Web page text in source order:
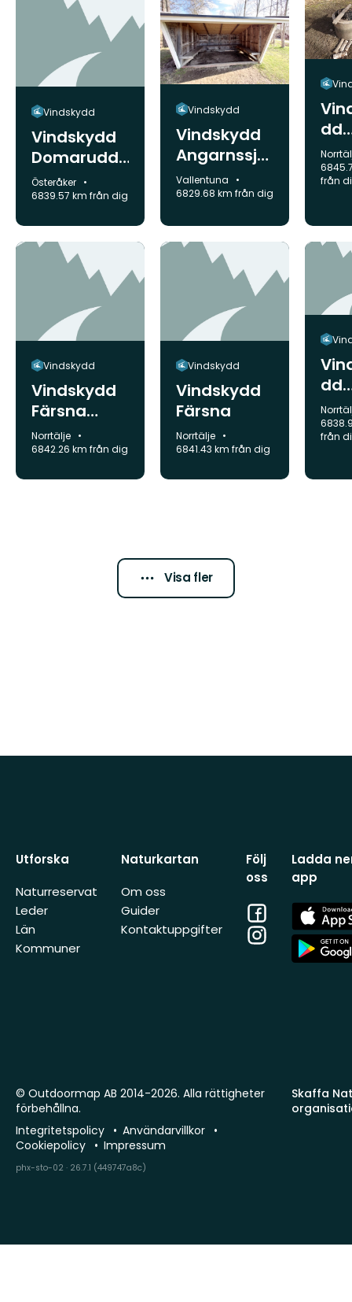
Vindskydd
Vindskydd
Domarudde
n
Kommun:
Österåker
6839.57 km från dig
Vindskydd
Vindskydd
Angarnssjö
ängen
Kommun:
Vallentuna
6829.68 km från dig
dd
från
Vindskydd
Vindskydd
Färsna
skogslekpla
ts
Kommun:
Norrtälje
6842.26 km från dig
Vindskydd
Vindskydd
Färsna
Kommun:
Norrtälje
6841.43 km från dig
dd
från
Visa fler
Utforska
Naturreservat
Leder
Län
Kommuner
Naturkartan
Om oss
Guider
Kontaktuppgifter
Följ
oss
Facebook
Instagram
Ladda
app
App
Store
App
Store
Skaffa
© Outdoormap AB 2014-2026. Alla rättigheter
förbehållna.
Integritetspolicy
Användarvillkor
Cookiepolicy
Impressum
phx-sto-02 · 26.7.1 (449747a8c)